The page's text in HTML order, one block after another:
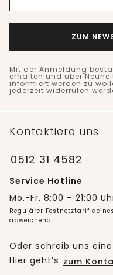
ZUM
Mit der Anmeldung
erhalten und über
informiert werden zu
jederzeit widerrufen
Kontaktiere uns
0512 31 4582
Service Hotline
Mo.-Fr. 8:00 – 21:00
Regulärer Festnetztarif
abweichend.
Oder schreib uns
Hier geht’s zum